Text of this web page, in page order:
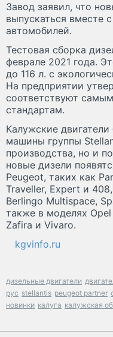
Завод заявил, что
выпускаться вместе
автомобилей.
Тестовая сборка
феврале 2021 года.
до 116 л. с
На предприятии
соответствуют
стандартам.
Калужские двигатели
машины группы
производства, но и
новые дизели
Peugeot, таких как
Traveller, Expert и
Berlingo Multispace,
также в моделях
Zafira и Vivaro.
kgvinfo.ru
дизельные двигатели
рус stellantis peugeot partner
новинки калуга калужская